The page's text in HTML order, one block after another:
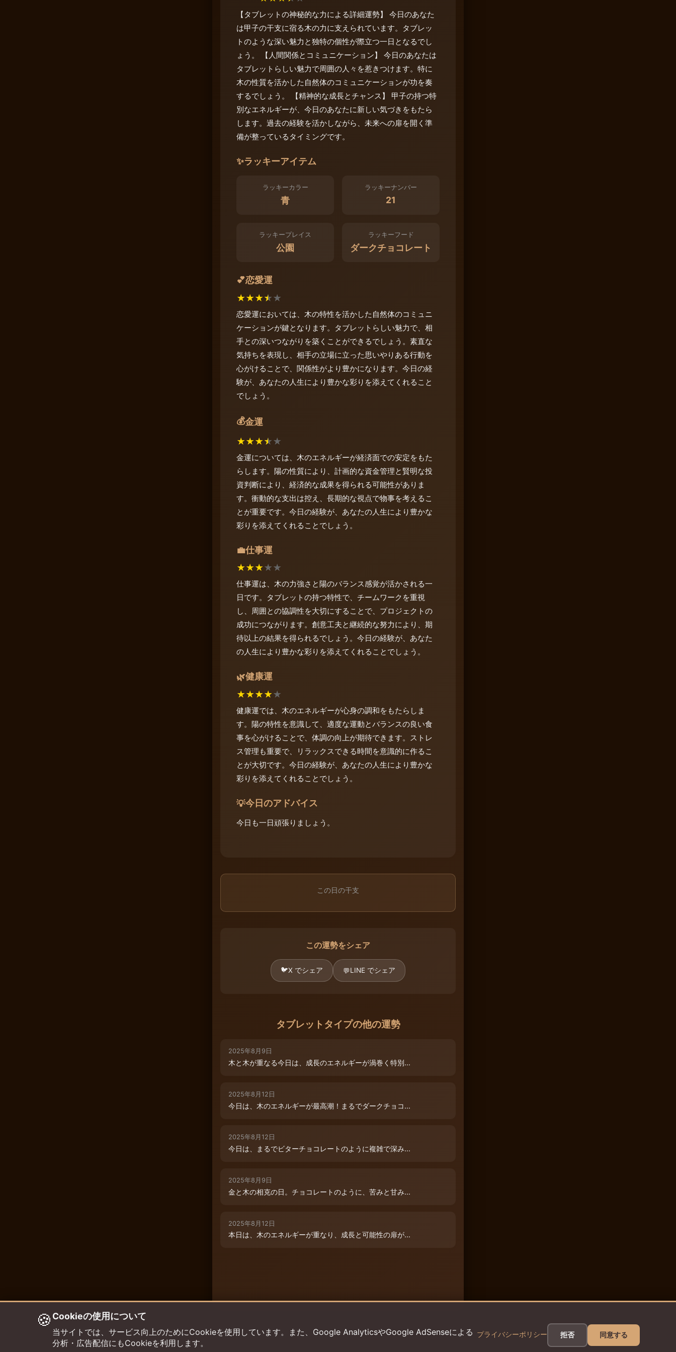
【タブレットの神秘的な力による詳細運勢】 今日のあなた
は甲子の干支に宿る木の力に支えられています。タブレッ
トのような深い魅力と独特の個性が際立つ一日となるでし
ょう。 【人間関係とコミュニケーション】 今日のあなたは
タブレットらしい魅力で周囲の人々を惹きつけます。特に
木の性質を活かした自然体のコミュニケーションが功を奏
するでしょう。 【精神的な成長とチャンス】 甲子の持つ特
別なエネルギーが、今日のあなたに新しい気づきをもたら
します。過去の経験を活かしながら、未来への扉を開く準
備が整っているタイミングです。
✨ラッキーアイテム
ラッキーカラー
青
ラッキーナンバー
21
ラッキープレイス
公園
ラッキーフード
ダークチョコレート
💕恋愛運
★★★★★
恋愛運においては、木の特性を活かした自然体のコミュニ
ケーションが鍵となります。タブレットらしい魅力で、相
手との深いつながりを築くことができるでしょう。素直な
気持ちを表現し、相手の立場に立った思いやりある行動を
心がけることで、関係性がより豊かになります。今日の経
験が、あなたの人生により豊かな彩りを添えてくれること
でしょう。
💰金運
★★★★★
金運については、木のエネルギーが経済面での安定をもた
らします。陽の性質により、計画的な資金管理と賢明な投
資判断により、経済的な成果を得られる可能性がありま
す。衝動的な支出は控え、長期的な視点で物事を考えるこ
とが重要です。今日の経験が、あなたの人生により豊かな
彩りを添えてくれることでしょう。
💼仕事運
★★★★★
仕事運は、木の力強さと陽のバランス感覚が活かされる一
日です。タブレットの持つ特性で、チームワークを重視
し、周囲との協調性を大切にすることで、プロジェクトの
成功につながります。創意工夫と継続的な努力により、期
待以上の結果を得られるでしょう。今日の経験が、あなた
の人生により豊かな彩りを添えてくれることでしょう。
🌿健康運
★★★★★
健康運では、木のエネルギーが心身の調和をもたらしま
す。陽の特性を意識して、適度な運動とバランスの良い食
事を心がけることで、体調の向上が期待できます。ストレ
ス管理も重要で、リラックスできる時間を意識的に作るこ
とが大切です。今日の経験が、あなたの人生により豊かな
彩りを添えてくれることでしょう。
💡今日のアドバイス
今日も一日頑張りましょう。
この日の干支
この運勢をシェア
🐦X でシェア 💬LINE でシェア
タブレットタイプの他の運勢
2025年8月9日
木と木が重なる今日は、成長のエネルギーが渦巻く特別...
2025年8月12日
今日は、木のエネルギーが最高潮！まるでダークチョコ...
2025年8月12日
今日は、まるでビターチョコレートのように複雑で深み...
2025年8月9日
金と木の相克の日。チョコレートのように、苦みと甘み...
2025年8月12日
本日は、木のエネルギーが重なり、成長と可能性の扉が...
🍪 Cookieの使用について
当サイトでは、サービス向上のためにCookieを使用しています。また、Google AnalyticsやGoogle AdSenseによる
分析・広告配信にもCookieを利用します。
プライバシーポリシー 拒否 同意する